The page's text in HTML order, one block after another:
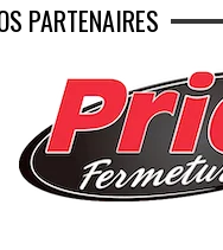
PARTENAIRES